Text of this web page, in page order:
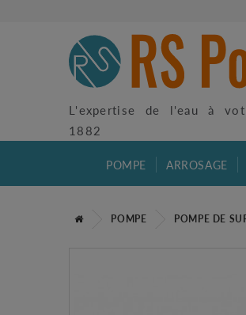
L'expertise de l'eau à
1882
POMPE ARROSAGE
POMPE POMPE DE